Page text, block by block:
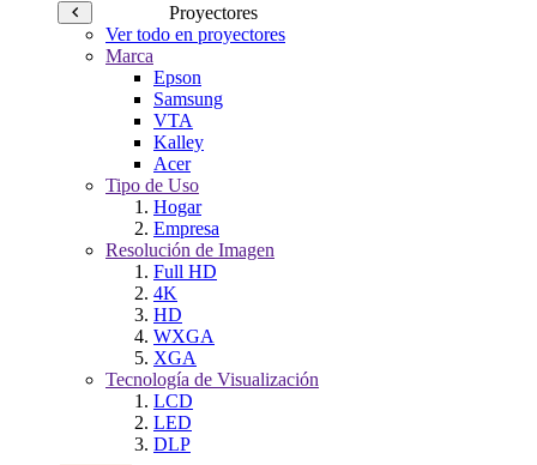
Proyectores
Ver todo en proyectores
Marca
Epson
Samsung
VTA
Kalley
Acer
Tipo de Uso
Hogar
Empresa
Resolución de Imagen
Full HD
4K
HD
WXGA
XGA
Tecnología de Visualización
LCD
LED
DLP